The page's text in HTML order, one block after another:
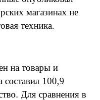
магазинах не
техника.
на товары и
составил 100,9
Для сравнения в